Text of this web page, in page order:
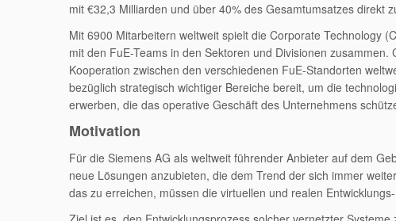
mit €32,3 Milliarden und über 40% des Gesamtumsatzes direkt
Mit 6900 Mitarbeitern weltweit spielt die Corporate Technology
mit den FuE-Teams in den Sektoren und Divisionen
Kooperation zwischen den verschiedenen FuE-Standorten
bezüglich strategisch wichtiger Bereiche bereit, um die
erwerben, die das operative Geschäft des Unternehmens
Motivation
Für die Siemens AG als weltweit führender Anbieter auf dem
neue Lösungen anzubieten, die dem Trend der sich immer
das zu erreichen, müssen die virtuellen und realen